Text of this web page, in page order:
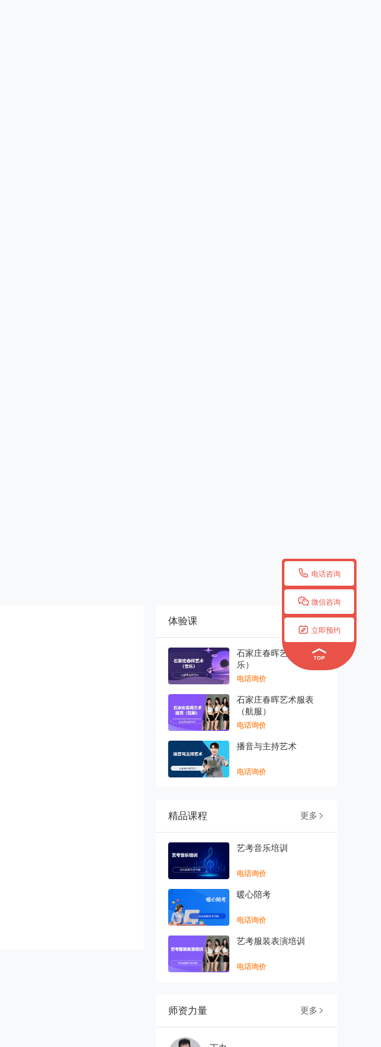
 电话咨询
 微信咨询
 立即预约
体验课
石家庄春晖艺术 （音
乐）
电话询价
石家庄春晖艺术服表
（航服）
电话询价
播音与主持艺术
电话询价
精品课程 更多 
艺考音乐培训
电话询价
暖心陪考
电话询价
艺考服装表演培训
电话询价
师资力量 更多 